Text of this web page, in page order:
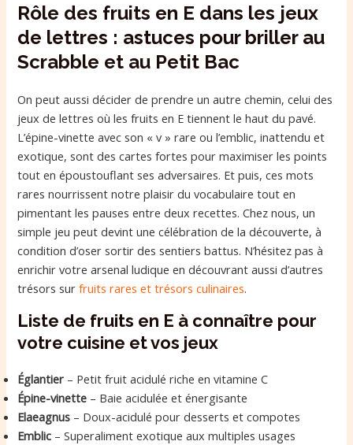
Rôle des fruits en E dans les jeux
de lettres : astuces pour briller au
Scrabble et au Petit Bac
On peut aussi décider de prendre un autre chemin, celui des
jeux de lettres où les fruits en E tiennent le haut du pavé.
L’épine-vinette avec son « v » rare ou l’emblic, inattendu et
exotique, sont des cartes fortes pour maximiser les points
tout en époustouflant ses adversaires. Et puis, ces mots
rares nourrissent notre plaisir du vocabulaire tout en
pimentant les pauses entre deux recettes. Chez nous, un
simple jeu peut devint une célébration de la découverte, à
condition d’oser sortir des sentiers battus. N’hésitez pas à
enrichir votre arsenal ludique en découvrant aussi d’autres
trésors surfruits rares et trésors culinaires.
Liste de fruits en E à connaître pour
votre cuisine et vos jeux
Églantier – Petit fruit acidulé riche en vitamine C
Épine-vinette – Baie acidulée et énergisante
Elaeagnus – Doux-acidulé pour desserts et compotes
Emblic – Superaliment exotique aux multiples usages